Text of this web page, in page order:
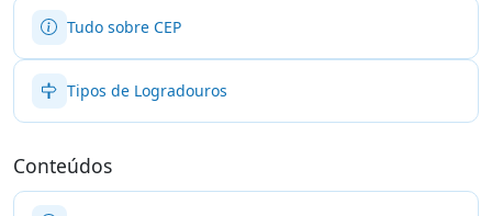
Tudo sobre CEP
Tipos de Logradouros
Conteúdos